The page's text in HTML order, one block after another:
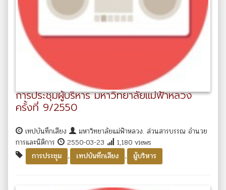
การประชุมผู้บริหาร มหาวิทยาลัยแม่ฟ้าหลวง
ครั้งที่ 9/2550
เทปบันทึกเสียง
มหาวิทยาลัยแม่ฟ้าหลวง. ส่วนสารบรรณ อำนวย
การและนิติการ
2550-03-23
1,180 views
การประชุม
, เทปบันทึกเสียง , ผู้บริหาร